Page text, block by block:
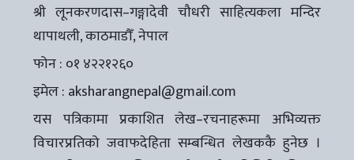
श्री लूनकरणदास–गङ्गादेवी चौधरी साहित्यकला मन्दिर
थापाथली, काठमाडौँ, नेपाल
फोन : ०१ ४२२१२६०
इमेल : aksharangnepal@gmail.com
यस पत्रिकामा प्रकाशित लेख–रचनाहरूमा अभिव्यक्त
विचारप्रतिको जवाफदेहिता सम्बन्धित लेखककै हुनेछ ।